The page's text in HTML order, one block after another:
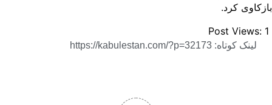
کرد.
Post Views:
لینک کوتاه: https://kabulestan.com/?p=32173